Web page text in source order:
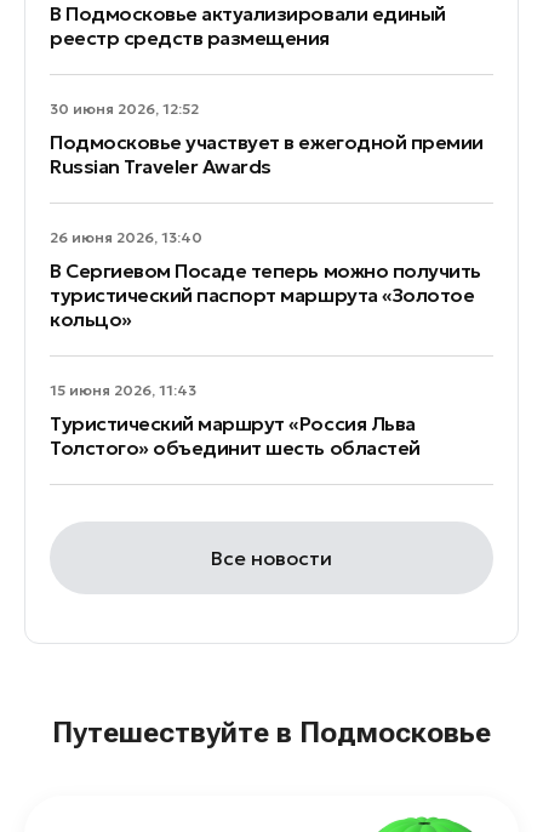
В Подмосковье актуализировали единый
реестр средств размещения
30 июня 2026, 12:52
Подмосковье участвует в ежегодной премии
Russian Traveler Awards
26 июня 2026, 13:40
В Сергиевом Посаде теперь можно получить
туристический паспорт маршрута «Золотое
кольцо»
15 июня 2026, 11:43
Туристический маршрут «Россия Льва
Толстого» объединит шесть областей
Все новости
Путешествуйте в Подмосковье